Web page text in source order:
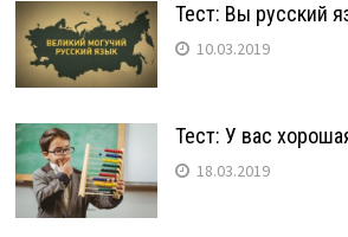
Тест: Вы русский
10.03.2019
Тест: У вас
18.03.2019